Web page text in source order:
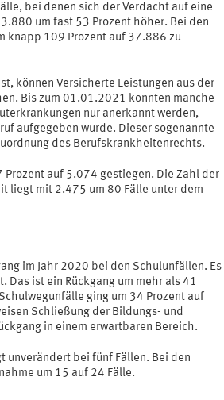
bei denen sich der Verdacht auf eine
um fast 53 Prozent höher. Bei den
knapp 109 Prozent auf 37.886 zu
können Versicherte Leistungen aus der
Bis zum 01.01.2021 konnten manche
nur anerkannt werden,
aufgegeben wurde. Dieser sogenannte
des Berufskrankheitenrechts.
Prozent auf 5.074 gestiegen. Die Zahl der
liegt mit 2.475 um 80 Fälle unter dem
im Jahr 2020 bei den Schulunfällen. Es
ist ein Rückgang um mehr als 41
ging um 34 Prozent auf
Schließung der Bildungs- und
in einem erwartbaren Bereich.
bei fünf Fällen. Bei den
um 15 auf 24 Fälle.